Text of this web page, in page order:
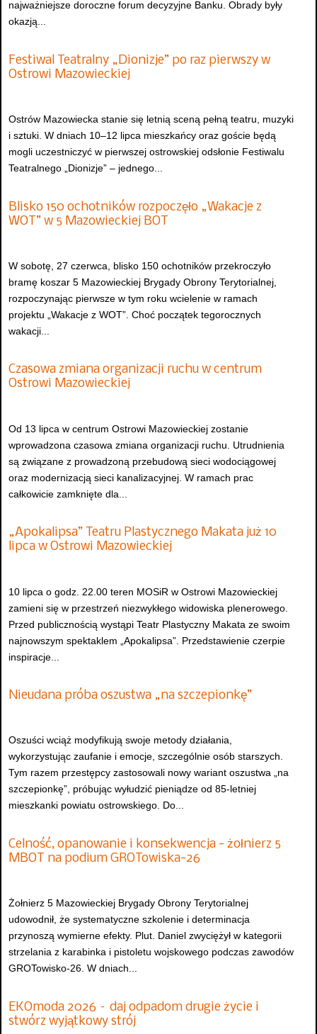
najważniejsze doroczne forum decyzyjne Banku. Obrady były
okazją...
Festiwal Teatralny „Dionizje” po raz pierwszy w
Ostrowi Mazowieckiej
Ostrów Mazowiecka stanie się letnią sceną pełną teatru, muzyki
i sztuki. W dniach 10–12 lipca mieszkańcy oraz goście będą
mogli uczestniczyć w pierwszej ostrowskiej odsłonie Festiwalu
Teatralnego „Dionizje” – jednego...
Blisko 150 ochotników rozpoczęło „Wakacje z
WOT” w 5 Mazowieckiej BOT
W sobotę, 27 czerwca, blisko 150 ochotników przekroczyło
bramę koszar 5 Mazowieckiej Brygady Obrony Terytorialnej,
rozpoczynając pierwsze w tym roku wcielenie w ramach
projektu „Wakacje z WOT”. Choć początek tegorocznych
wakacji...
Czasowa zmiana organizacji ruchu w centrum
Ostrowi Mazowieckiej
Od 13 lipca w centrum Ostrowi Mazowieckiej zostanie
wprowadzona czasowa zmiana organizacji ruchu. Utrudnienia
są związane z prowadzoną przebudową sieci wodociągowej
oraz modernizacją sieci kanalizacyjnej. W ramach prac
całkowicie zamknięte dla...
„Apokalipsa” Teatru Plastycznego Makata już 10
lipca w Ostrowi Mazowieckiej
10 lipca o godz. 22.00 teren MOSiR w Ostrowi Mazowieckiej
zamieni się w przestrzeń niezwykłego widowiska plenerowego.
Przed publicznością wystąpi Teatr Plastyczny Makata ze swoim
najnowszym spektaklem „Apokalipsa”. Przedstawienie czerpie
inspiracje...
Nieudana próba oszustwa „na szczepionkę”
Oszuści wciąż modyfikują swoje metody działania,
wykorzystując zaufanie i emocje, szczególnie osób starszych.
Tym razem przestępcy zastosowali nowy wariant oszustwa „na
szczepionkę”, próbując wyłudzić pieniądze od 85-letniej
mieszkanki powiatu ostrowskiego. Do...
Celność, opanowanie i konsekwencja - żołnierz 5
MBOT na podium GROTowiska-26
Żołnierz 5 Mazowieckiej Brygady Obrony Terytorialnej
udowodnił, że systematyczne szkolenie i determinacja
przynoszą wymierne efekty. Plut. Daniel zwyciężył w kategorii
strzelania z karabinka i pistoletu wojskowego podczas zawodów
GROTowisko-26. W dniach...
EKOmoda 2026 – daj odpadom drugie życie i
stwórz wyjątkowy strój